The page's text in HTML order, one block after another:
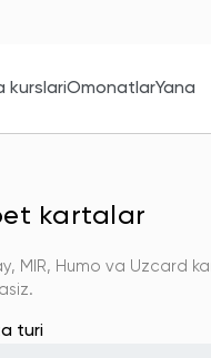
kurslariOmonatlarYana
kartalar
Humo va Uzcard
turi